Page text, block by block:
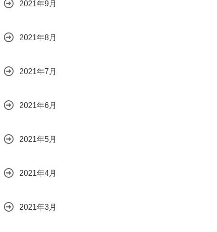
2021年9月
2021年8月
2021年7月
2021年6月
2021年5月
2021年4月
2021年3月